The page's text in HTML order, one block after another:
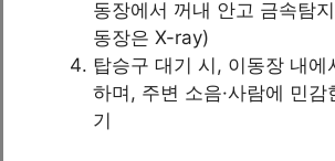
동장에서 꺼내 안고 금속탐
동장은 X-ray)
탑승구 대기 시, 이동장 내에
하며, 주변 소음·사람에 민감
기